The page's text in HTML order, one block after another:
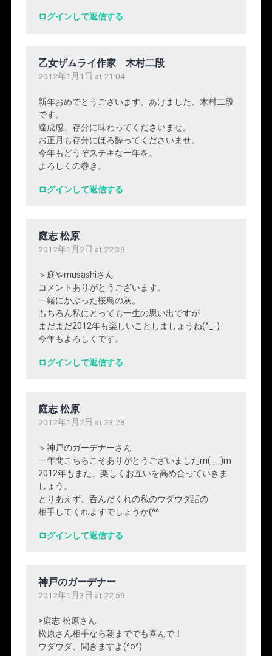
ログインして返信する
乙女ザムライ作家 木村二段
2012年1月1日 at 21:04
新年おめでとうございます、あけました、木村二段
です。
達成感、存分に味わってくださいませ。
お正月も存分にほろ酔ってくださいませ。
今年もどうぞステキな一年を。
よろしくの巻き。
ログインして返信する
庭志 松原
2012年1月2日 at 22:39
＞庭やmusashiさん
コメントありがとうございます。
一緒にかぶった桜島の灰。
もちろん私にとっても一生の思い出ですが
まだまだ2012年も楽しいことしましょうね(^_-)
今年もよろしくです。
ログインして返信する
庭志 松原
2012年1月2日 at 23:28
＞神戸のガーデナーさん
一年間こちらこそありがとうございましたm(__)m
2012年もまた、楽しくお互いを高め合っていきま
しょう。
とりあえず、呑んだくれの私のウダウダ話の
相手してくれますでしょうか(^^ゞ
ログインして返信する
神戸のガーデナー
2012年1月3日 at 22:59
>庭志 松原さん
松原さん相手なら朝まででも喜んで！
ウダウダ、聞きますよ(^o^)